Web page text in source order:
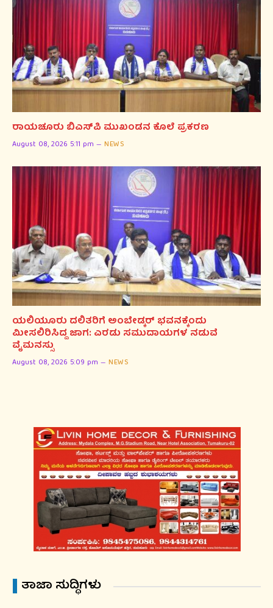
ರಾಯಚೂರು ಬಿಎಸ್‌ಪಿ ಮುಖಂಡನ ಕೊಲೆ ಪ್ರಕರಣ
August 08, 2026 5:11 pm NEWS
ಯಲಿಯೂರು ದಲಿತರಿಗೆ ಅಂಬೇಡ್ಕರ್ ಭವನಕ್ಕೆಂದು
ಮೀಸಲಿರಿಸಿದ್ದ ಜಾಗ: ಎರಡು ಸಮುದಾಯಗಳ ನಡುವೆ
ವೈಮನಸ್ಸು
August 08, 2026 5:09 pm NEWS
ತಾಜಾ ಸುದ್ಧಿಗಳು